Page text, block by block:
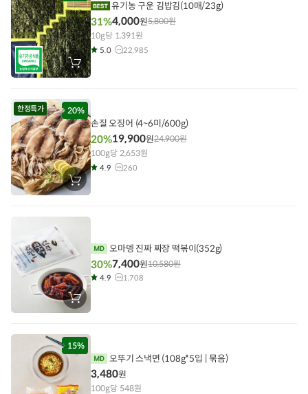
장
바
에
담
기
유기농 구운 김밥김(10매/23g)
31%4,000원5,800원
10g당 1,391원
5.0 22,985
20%
한정특가
장
바
에
손질 오징어 (4~6미/600g)
20%19,900원24,900원
100g당 2,653원
4.9 260
장
바
에
담
기
오마뎅 진짜 짜장 떡볶이(352g)
30%7,400원10,580원
4.9 1,708
15%
오뚜기 스낵면 (108g*5입 | 묶음)
3,480원
100g당 548원